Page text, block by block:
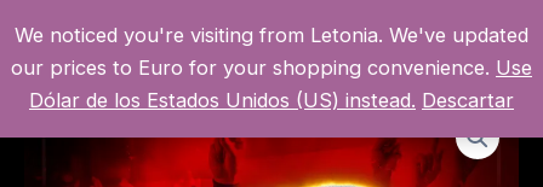
contenido
MI CUENTA
We noticed you're visiting from Letonia. We've updated
our prices to Euro for your shopping convenience. Use
Dólar de los Estados Unidos (US) instead. Descartar